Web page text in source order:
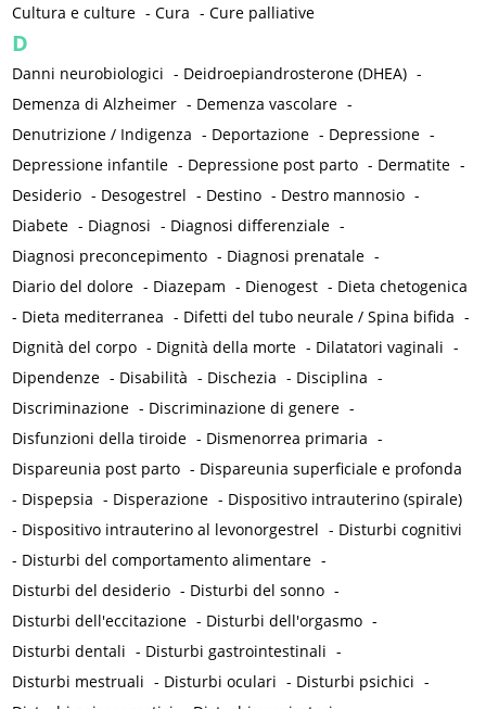
Cultura e culture -Cura -Cure palliative
D
Danni neurobiologici - Deidroepiandrosterone (DHEA) -
Demenza di Alzheimer - Demenza vascolare -
Denutrizione / Indigenza - Deportazione - Depressione -
Depressione infantile - Depressione post parto - Dermatite -
Desiderio - Desogestrel - Destino - Destro mannosio -
Diabete - Diagnosi - Diagnosi differenziale -
Diagnosi preconcepimento - Diagnosi prenatale -
Diario del dolore - Diazepam - Dienogest - Dieta chetogenica
- Dieta mediterranea - Difetti del tubo neurale / Spina bifida -
Dignità del corpo - Dignità della morte - Dilatatori vaginali -
Dipendenze - Disabilità - Dischezia - Disciplina -
Discriminazione - Discriminazione di genere -
Disfunzioni della tiroide - Dismenorrea primaria -
Dispareunia post parto - Dispareunia superficiale e profonda
- Dispepsia - Disperazione - Dispositivo intrauterino (spirale)
- Dispositivo intrauterino al levonorgestrel - Disturbi cognitivi
- Disturbi del comportamento alimentare -
Disturbi del desiderio - Disturbi del sonno -
Disturbi dell'eccitazione - Disturbi dell'orgasmo -
Disturbi dentali - Disturbi gastrointestinali -
Disturbi mestruali - Disturbi oculari - Disturbi psichici -